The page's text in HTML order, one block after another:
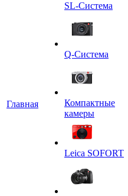
Главная
SL-Система
Q-Cистема
Компактные
камеры
Leica SOFORT